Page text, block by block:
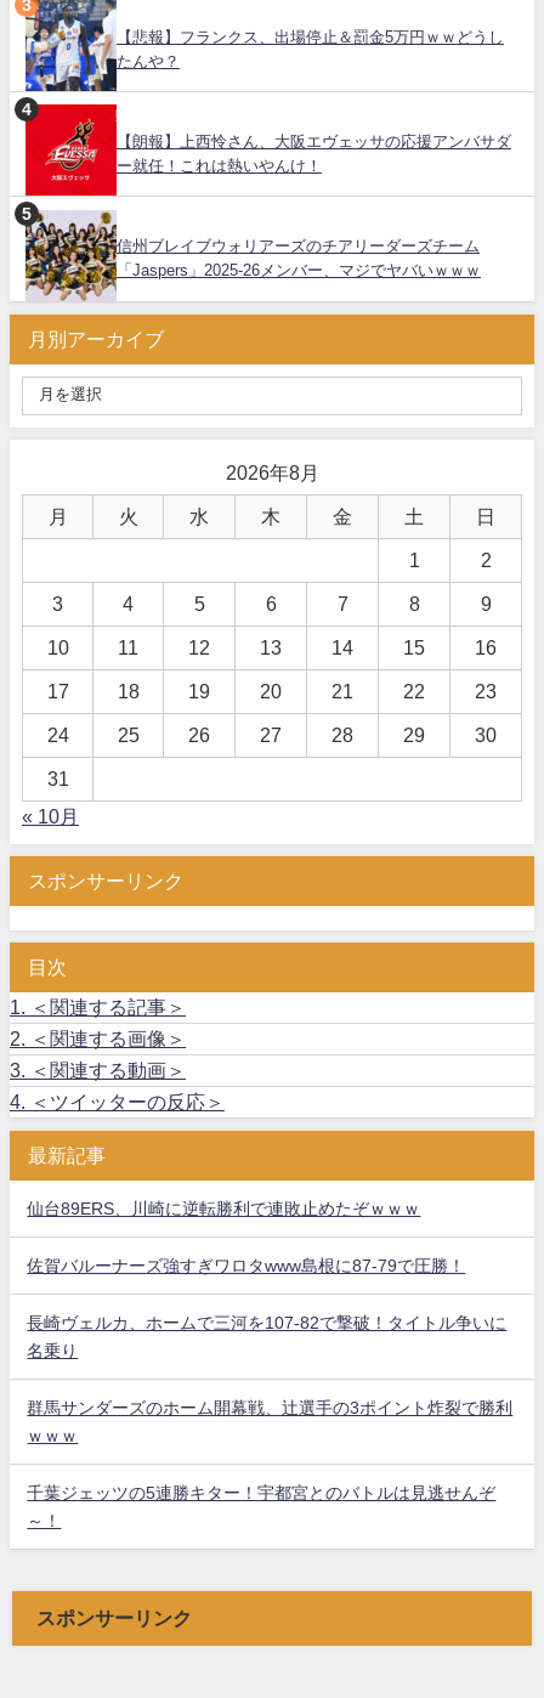
【悲報】フランクス、出場停止＆罰金5万円ｗｗどうし
たんや？
【朗報】上西怜さん、大阪エヴェッサの応援アンバサダ
ー就任！これは熱いやんけ！
信州ブレイブウォリアーズのチアリーダーズチーム
「Jaspers」2025-26メンバー、マジでヤバいｗｗｗ
月別アーカイブ
2026年8月
月 火 水 木 金 土 日
1 2
3 4 5 6 7 8 9
10 11 12 13 14 15 16
17 18 19 20 21 22 23
24 25 26 27 28 29 30
31
« 10月
スポンサーリンク
目次
1.
＜関連する記事＞
2.
＜関連する画像＞
3.
＜関連する動画＞
4.
＜ツイッターの反応＞
最新記事
仙台89ERS、川崎に逆転勝利で連敗止めたぞｗｗｗ
佐賀バルーナーズ強すぎワロタwww島根に87-79で圧勝！
長崎ヴェルカ、ホームで三河を107-82で撃破！タイトル争いに
名乗り
群馬サンダーズのホーム開幕戦、辻選手の3ポイント炸裂で勝利
ｗｗｗ
千葉ジェッツの5連勝キター！宇都宮とのバトルは見逃せんぞ
～！
スポンサーリンク